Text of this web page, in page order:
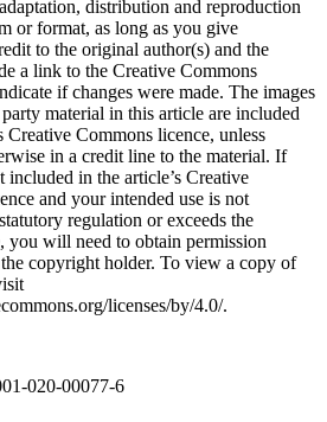
distribution and reproduction
or format, as long as you give
to the original author(s) and the
a link to the Creative Commons
if changes were made. The images
material in this article are included
Creative Commons licence, unless
in a credit line to the material. If
included in the article’s Creative
and your intended use is not
regulation or exceeds the
you will need to obtain permission
copyright holder. To view a copy of
licenses/by/4.0/.
020-00077-6